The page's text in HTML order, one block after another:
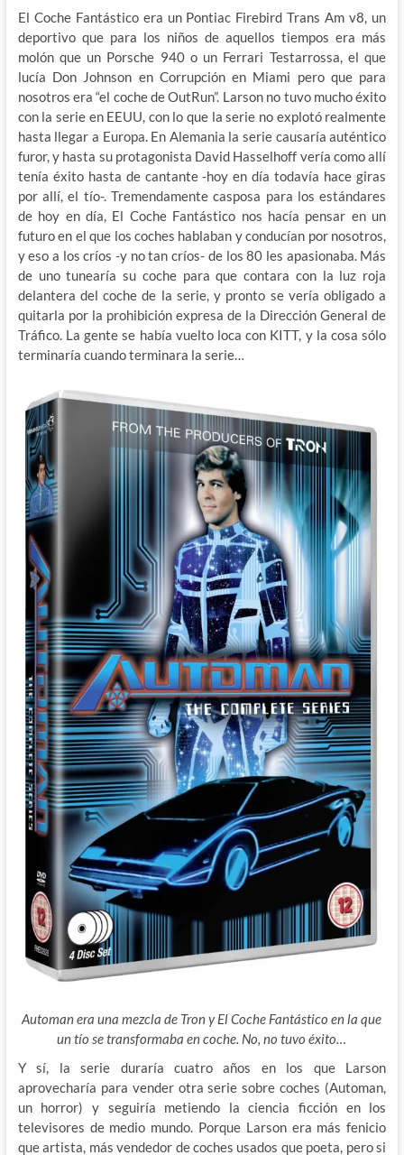
El Coche Fantástico era un Pontiac Firebird Trans Am v8, un
deportivo que para los niños de aquellos tiempos era más
molón que un Porsche 940 o un Ferrari Testarrossa, el que
lucía Don Johnson en Corrupción en Miami pero que para
nosotros era “el coche de OutRun”. Larson no tuvo mucho éxito
con la serie en EEUU, con lo que la serie no explotó realmente
hasta llegar a Europa. En Alemania la serie causaría auténtico
furor, y hasta su protagonista David Hasselhoff vería como allí
tenía éxito hasta de cantante -hoy en día todavía hace giras
por allí, el tío-. Tremendamente casposa para los estándares
de hoy en día, El Coche Fantástico nos hacía pensar en un
futuro en el que los coches hablaban y conducían por nosotros,
y eso a los críos -y no tan críos- de los 80 les apasionaba. Más
de uno tunearía su coche para que contara con la luz roja
delantera del coche de la serie, y pronto se vería obligado a
quitarla por la prohibición expresa de la Dirección General de
Tráfico. La gente se había vuelto loca con KITT, y la cosa sólo
terminaría cuando terminara la serie…
Automan era una mezcla de Tron y El Coche Fantástico en la que
un tío se transformaba en coche. No, no tuvo éxito…
Y sí, la serie duraría cuatro años en los que Larson
aprovecharía para vender otra serie sobre coches (Automan,
un horror) y seguiría metiendo la ciencia ficción en los
televisores de medio mundo. Porque Larson era más fenicio
que artista, más vendedor de coches usados que poeta, pero si